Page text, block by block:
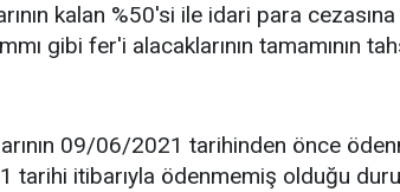
kalan %50'si ile idari para
gibi fer'i alacaklarının tamamının
09/06/2021 tarihinden önce
itibarıyla ödenmemiş olduğu